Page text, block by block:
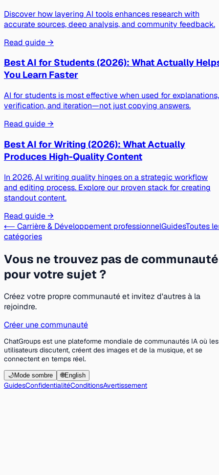
Discover how layering AI tools enhances research with
accurate sources, deep analysis, and community feedback.
Read guide →
Best AI for Students (2026): What Actually
You Learn Faster
AI for students is most effective when used for explanations,
verification, and iteration—not just copying answers.
Read guide →
Best AI for Writing (2026): What Actually
Produces High-Quality Content
In 2026, AI writing quality hinges on a strategic workflow
and editing process. Explore our proven stack for creating
standout content.
Read guide →
⟵ Carrière & Développement professionnelGuidesToutes
catégories
Vous ne trouvez pas de communauté
pour votre sujet ?
Créez votre propre communauté et invitez d'autres à la
rejoindre.
Créer une communauté
ChatGroups est une plateforme mondiale de communautés IA où les
utilisateurs discutent, créent des images et de la musique, et se
connectent en temps réel.
🌙Mode sombre 🌐English
GuidesConfidentialitéConditionsAvertissement